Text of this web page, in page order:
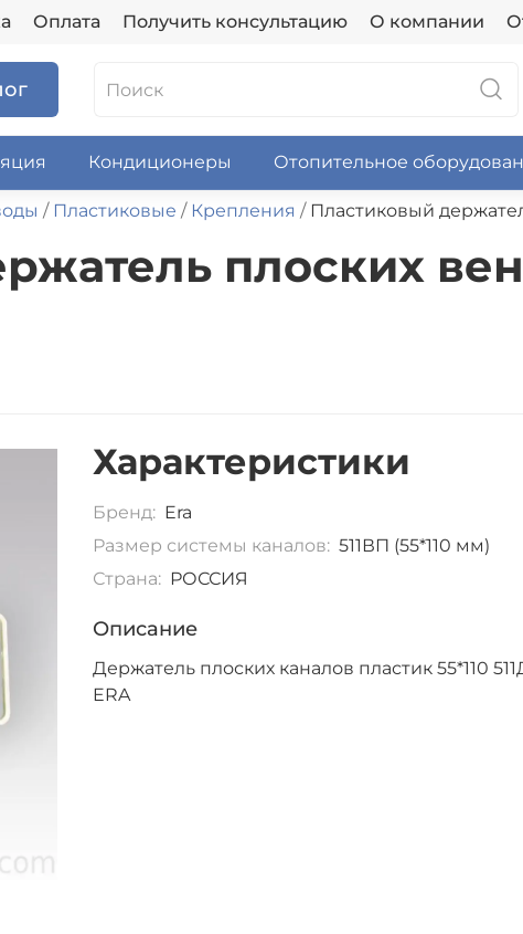
Оплата Получить консультацию О компании
Кондиционеры Отопительное
Пластиковые Крепления Пластиковый
плоских
Характеристики
Бренд: Era
Размер системы каналов: 511ВП (55*110 мм)
Страна: РОССИЯ
Описание
Держатель плоских каналов пластик 55*110
ERA